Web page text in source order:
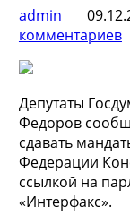
admin
комментариев
Депутаты
Федоров
сдавать
Федерации
ссылкой на
«Интерфакс».